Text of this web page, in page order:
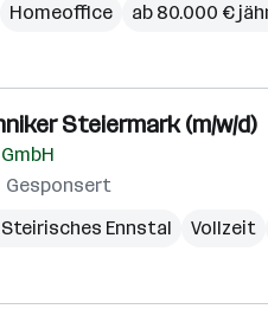
Homeoffice ab 80.000 €
Steiermark (m/w/d)
Gesponsert
Steirisches Ennstal Vollzeit